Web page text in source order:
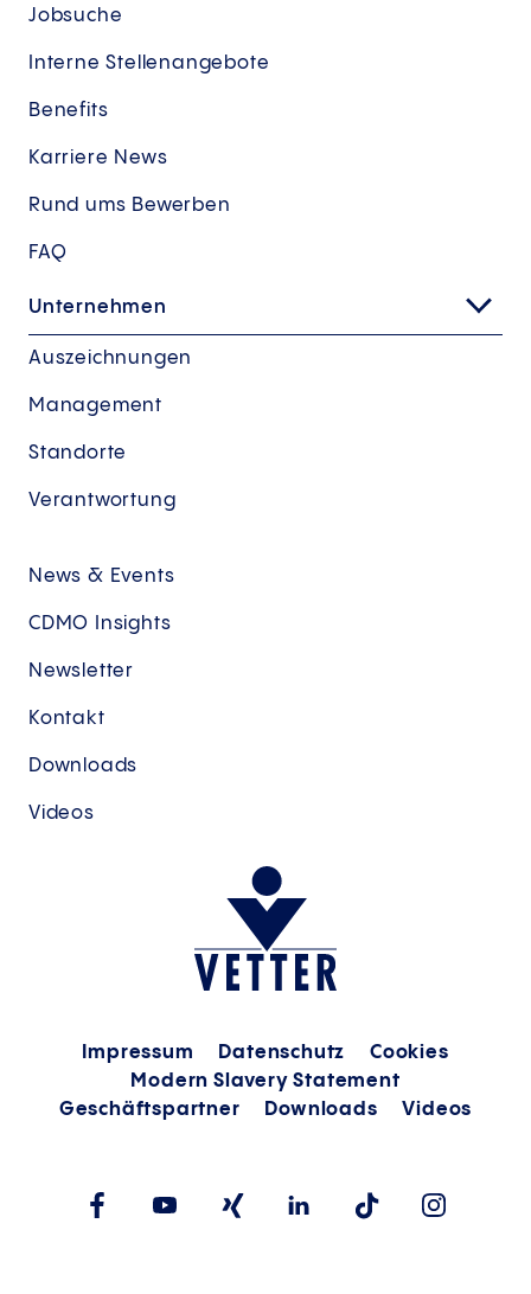
Jobsuche
Interne Stellenangebote
Benefits
Karriere News
Rund ums Bewerben
FAQ
Unternehmen
Auszeichnungen
Management
Standorte
Verantwortung
News & Events
CDMO Insights
Newsletter
Kontakt
Downloads
Videos
Impressum Datenschutz
Cookies
Modern Slavery Statement
Geschäftspartner
Downloads Videos